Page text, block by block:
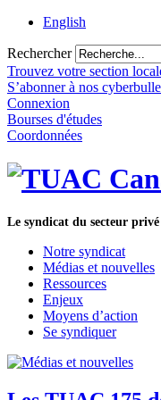
English
Rechercher
Trouvez votre section
S’abonner à nos
Connexion
Bourses d'études
Coordonnées
Le syndicat du secteur
Notre syndicat
Médias et nouvelles
Ressources
Enjeux
Moyens d’action
Se syndiquer